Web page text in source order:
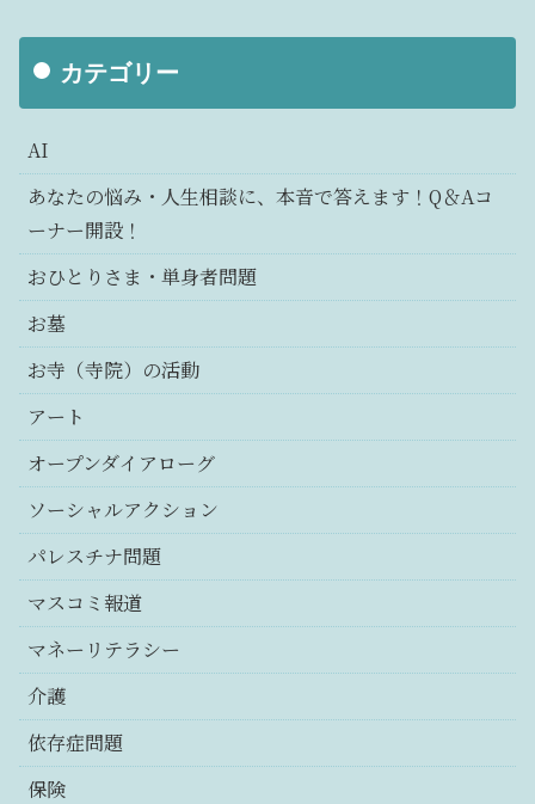
カテゴリー
AI
あなたの悩み・人生相談に、本音で答えます！Q＆Aコ
ーナー開設！
おひとりさま・単身者問題
お墓
お寺（寺院）の活動
アート
オープンダイアローグ
ソーシャルアクション
パレスチナ問題
マスコミ報道
マネーリテラシー
介護
依存症問題
保険